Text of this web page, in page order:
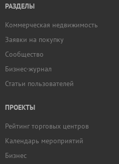
РАЗДЕЛЫ
Коммерческая недвижимость
Заявки на покупку
Сообщество
Бизнес-журнал
Статьи пользователей
ПРОЕКТЫ
Рейтинг торговых центров
Календарь мероприятий
Бизнес